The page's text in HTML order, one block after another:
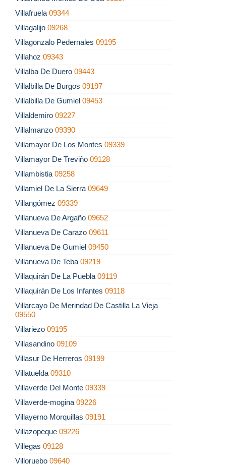
Villafruela 09344
Villagalijo 09268
Villagonzalo Pedernales 09195
Villahoz 09343
Villalba De Duero 09443
Villalbilla De Burgos 09197
Villalbilla De Gumiel 09453
Villaldemiro 09227
Villalmanzo 09390
Villamayor De Los Montes 09339
Villamayor De Treviño 09128
Villambistia 09258
Villamiel De La Sierra 09649
Villangómez 09339
Villanueva De Argaño 09652
Villanueva De Carazo 09611
Villanueva De Gumiel 09450
Villanueva De Teba 09219
Villaquirán De La Puebla 09119
Villaquirán De Los Infantes 09118
Villarcayo De Merindad De Castilla La Vieja
09550
Villariezo 09195
Villasandino 09109
Villasur De Herreros 09199
Villatuelda 09310
Villaverde Del Monte 09339
Villaverde-mogina 09226
Villayerno Morquillas 09191
Villazopeque 09226
Villegas 09128
Villoruebo 09640